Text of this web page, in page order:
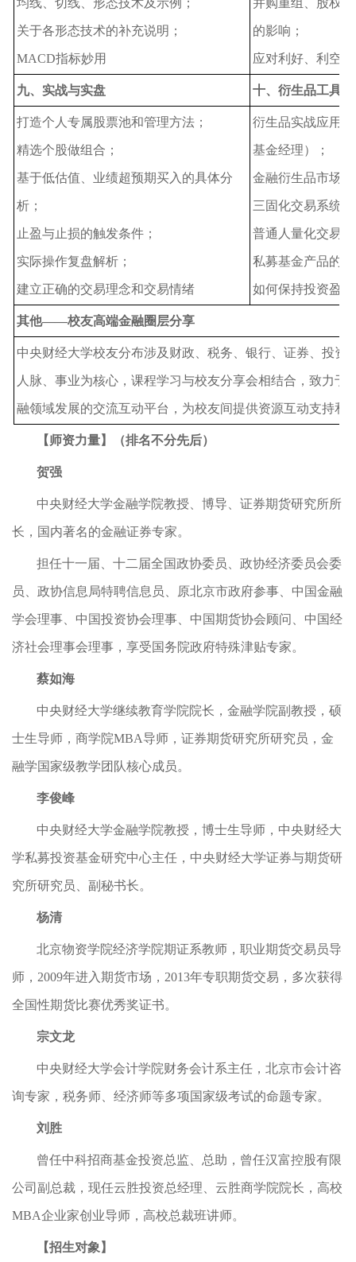
均线、切线、形态技术及示例；
关于各形态技术的补充说明；
MACD指标妙用
并购重组、股权
的影响；
应对利好、利空
九、实战与实盘 十、衍生品工具
打造个人专属股票池和管理方法；
精选个股做组合；
基于低估值、业绩超预期买入的具体分
析；
止盈与止损的触发条件；
实际操作复盘解析；
建立正确的交易理念和交易情绪
衍生品实战应用
基金经理）；
金融衍生品市场
三固化交易系统
普通人量化交易
私募基金产品的
如何保持投资盈
其他——校友高端金融圈层分享
中央财经大学校友分布涉及财政、税务、银行、证券、投资
人脉、事业为核心，课程学习与校友分享会相结合，致力于
融领域发展的交流互动平台，为校友间提供资源互动支持和
【师资力量】 （排名不分先后）
贺强
中央财经大学金融学院教授、博导、证券期货研究所所
长，国内著名的金融证券专家。
担任十一届、十二届全国政协委员、政协经济委员会委
员、政协信息局特聘信息员、原北京市政府参事、中国金融
学会理事、中国投资协会理事、中国期货协会顾问、中国经
济社会理事会理事，享受国务院政府特殊津贴专家。
蔡如海
中央财经大学继续教育学院院长，金融学院副教授，硕
士生导师，商学院MBA导师，证券期货研究所研究员，金
融学国家级教学团队核心成员。
李俊峰
中央财经大学金融学院教授，博士生导师，中央财经大
学私募投资基金研究中心主任，中央财经大学证券与期货研
究所研究员、副秘书长。
杨清
北京物资学院经济学院期证系教师，职业期货交易员导
师，2009年进入期货市场，2013年专职期货交易，多次获得
全国性期货比赛优秀奖证书。
宗文龙
中央财经大学会计学院财务会计系主任，北京市会计咨
询专家，税务师、经济师等多项国家级考试的命题专家。
刘胜
曾任中科招商基金投资总监、总助，曾任汉富控股有限
公司副总裁，现任云胜投资总经理、云胜商学院院长，高校
MBA企业家创业导师，高校总裁班讲师。
【招生对象】